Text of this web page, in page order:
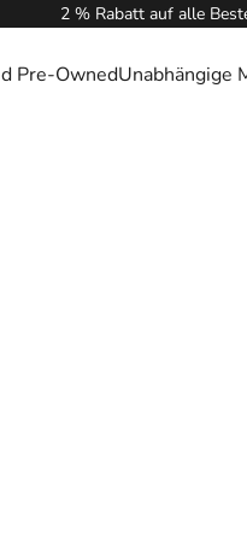
2 % Rabatt auf alle
Pre-OwnedUnabhängige